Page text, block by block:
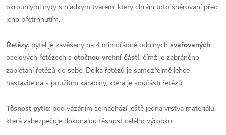
okrouhlými nýty s hladkým tvarem, který chrání toto šněrování před
jeho přetrhnutím.
Řetězy: pytel je zavěšený na 4 mimořádně odolných svařovaných
ocelových řetězech s otočnou vrchní částí, čímž je zabráněno
zaplétání řetězů do sebe. Délka řetězů je samozřejmě lehce
nastavitelná s použitím karabiny, která je součástí řetězů.
Těsnost pytle: pod vázáním se nachází ještě jedna vrstva materiálu,
která zabezpečuje dokonalou těsnost celého výrobku.